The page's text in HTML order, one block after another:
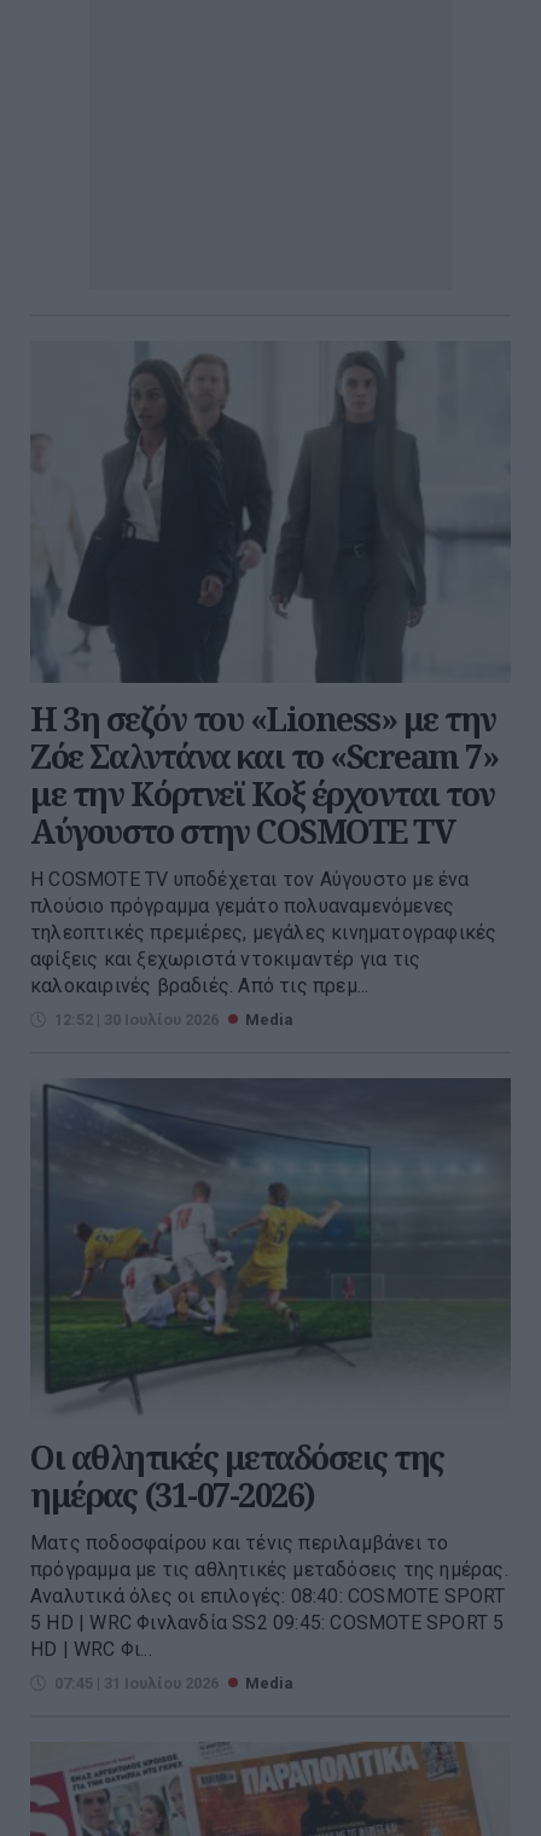
Η 3η σεζόν του «Lioness» με την
Ζόε Σαλντάνα και το «Scream 7»
με την Κόρτνεϊ Κοξ έρχονται τον
Αύγουστο στην COSMOTE TV
Η COSMOTE TV υποδέχεται τον Αύγουστο με ένα
πλούσιο πρόγραμμα γεμάτο πολυαναμενόμενες
τηλεοπτικές πρεμιέρες, μεγάλες κινηματογραφικές
αφίξεις και ξεχωριστά ντοκιμαντέρ για τις
καλοκαιρινές βραδιές. Από τις πρεμ...
12:52 | 30 Ιουλίου 2026 Media
Οι αθλητικές μεταδόσεις της
ημέρας (31-07-2026)
Ματς ποδοσφαίρου και τένις περιλαμβάνει το
πρόγραμμα με τις αθλητικές μεταδόσεις της ημέρας.
Αναλυτικά όλες οι επιλογές: 08:40: COSMOTE SPORT
5 HD | WRC Φινλανδία SS2 09:45: COSMOTE SPORT 5
HD | WRC Φι...
07:45 | 31 Ιουλίου 2026 Media